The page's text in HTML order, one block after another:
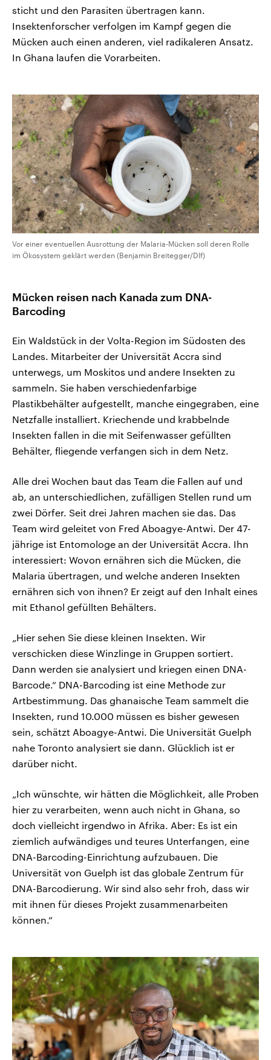
sticht und den Parasiten übertragen kann.
Insektenforscher verfolgen im Kampf gegen die
Mücken auch einen anderen, viel radikaleren Ansatz.
In Ghana laufen die Vorarbeiten.
Vor einer eventuellen Ausrottung der Malaria-Mücken soll deren Rolle
im Ökosystem geklärt werden (Benjamin Breitegger/Dlf)
Mücken reisen nach Kanada zum DNA-
Barcoding
Ein Waldstück in der Volta-Region im Südosten des
Landes. Mitarbeiter der Universität Accra sind
unterwegs, um Moskitos und andere Insekten zu
sammeln. Sie haben verschiedenfarbige
Plastikbehälter aufgestellt, manche eingegraben, eine
Netzfalle installiert. Kriechende und krabbelnde
Insekten fallen in die mit Seifenwasser gefüllten
Behälter, fliegende verfangen sich in dem Netz.
Alle drei Wochen baut das Team die Fallen auf und
ab, an unterschiedlichen, zufälligen Stellen rund um
zwei Dörfer. Seit drei Jahren machen sie das. Das
Team wird geleitet von Fred Aboagye-Antwi. Der 47-
jährige ist Entomologe an der Universität Accra. Ihn
interessiert: Wovon ernähren sich die Mücken, die
Malaria übertragen, und welche anderen Insekten
ernähren sich von ihnen? Er zeigt auf den Inhalt eines
mit Ethanol gefüllten Behälters.
„Hier sehen Sie diese kleinen Insekten. Wir
verschicken diese Winzlinge in Gruppen sortiert.
Dann werden sie analysiert und kriegen einen DNA-
Barcode.“ DNA-Barcoding ist eine Methode zur
Artbestimmung. Das ghanaische Team sammelt die
Insekten, rund 10.000 müssen es bisher gewesen
sein, schätzt Aboagye-Antwi. Die Universität Guelph
nahe Toronto analysiert sie dann. Glücklich ist er
darüber nicht.
„Ich wünschte, wir hätten die Möglichkeit, alle Proben
hier zu verarbeiten, wenn auch nicht in Ghana, so
doch vielleicht irgendwo in Afrika. Aber: Es ist ein
ziemlich aufwändiges und teures Unterfangen, eine
DNA-Barcoding-Einrichtung aufzubauen. Die
Universität von Guelph ist das globale Zentrum für
DNA-Barcodierung. Wir sind also sehr froh, dass wir
mit ihnen für dieses Projekt zusammenarbeiten
können.“